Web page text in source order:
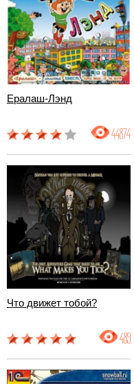
Ералаш-Лэнд
44874
Что движет тобой?
489